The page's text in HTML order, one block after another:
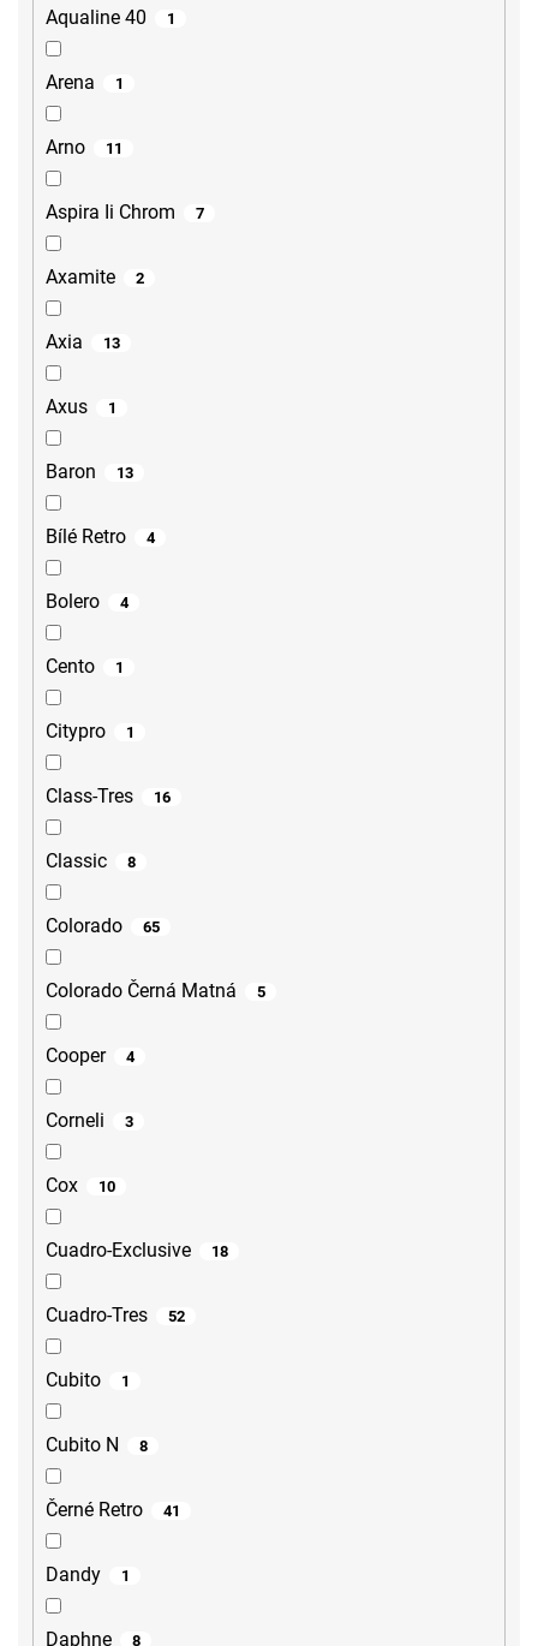
Aqualine 40 1
Arena 1
Arno 11
Aspira Ii Chrom 7
Axamite 2
Axia 13
Axus 1
Baron 13
Bílé Retro 4
Bolero 4
Cento 1
Citypro 1
Class-Tres 16
Classic 8
Colorado 65
Colorado Černá Matná 5
Cooper 4
Corneli 3
Cox 10
Cuadro-Exclusive 18
Cuadro-Tres 52
Cubito 1
Cubito N 8
Černé Retro 41
Dandy 1
Daphne 8